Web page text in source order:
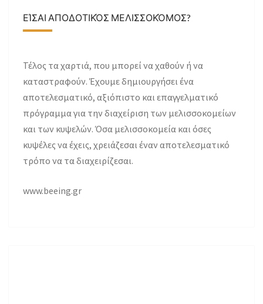
ΕΊΣΑΙ ΑΠΟΔΟΤΙΚΌΣ ΜΕΛΙΣΣΟΚΌΜΟΣ?
Τέλος τα χαρτιά, που μπορεί να χαθούν ή να
καταστραφούν. Έχουμε δημιουργήσει ένα
αποτελεσματικό, αξιόπιστο και επαγγελματικό
πρόγραμμα για την διαχείριση των μελισσοκομείων
και των κυψελών. Όσα μελισσοκομεία και όσες
κυψέλες να έχεις, χρειάζεσαι έναν αποτελεσματικό
τρόπο να τα διαχειρίζεσαι.
www.beeing.gr